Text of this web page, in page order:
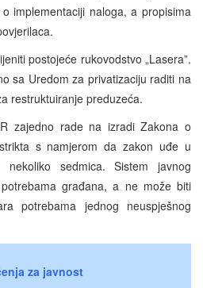
implementaciji naloga, a propisima
postojeće rukovodstvo „Lasera”.
sa Uredom za privatizaciju raditi na
restruktuiranje preduzeća.
zajedno rade na izradi Zakona o
s namjerom da zakon uđe u
nekoliko sedmica. Sistem javnog
građana, a ne može biti
potrebama jednog neuspješnog
za javnost